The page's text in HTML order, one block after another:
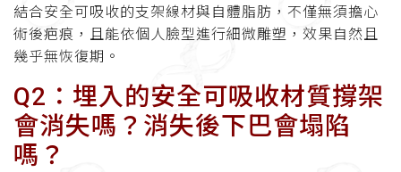
結合安全可吸收的支架線材與自體脂肪，不僅無須擔心
術後疤痕，且能依個人臉型進行細微雕塑，效果自然且
幾乎無恢復期。
Q2：埋入的安全可吸收材質撐架
會消失嗎？消失後下巴會塌陷
嗎？